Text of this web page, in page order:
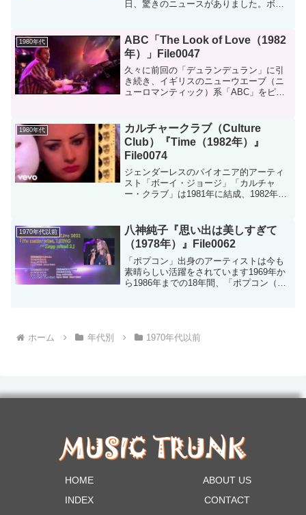
日、驚きのニュースがありました。ボク
んだのではないかと思います。衝撃的な
1978年のデビュ...
1980年代
ABC「The Look of Love（1982
年）」File0047
久々に前回の「デュランデュラン」に引
き続き、イギリスのニューウエーブ（ニ
ューロマンティック）系「ABC」をピッ
らの大ヒットシングル「ルック・オブ・
ラブ」をシェアしま...
1980年代
カルチャークラブ（Culture
Club）『Time（1982年）』
File0074
ジェンダーレスのパイオニア的アーティ
スト「ボーイ・ジョージ」「カルチャ
ー・クラブ」は1981年に結成、1982年に
世風靡しました。この時代のニューロマ
ンティックムーブメ...
1970年代以前
八神純子『思い出は美しすぎて
（1978年）』File0062
「ポプコン」出身のアーティストは今も
素晴らしい活躍をされています1969年か
ら1986年までの18年間、「ポプコン（ヤ
ホーム
年代別 1970年代以前
HOME
ABOUT US
INDEX
CONTACT